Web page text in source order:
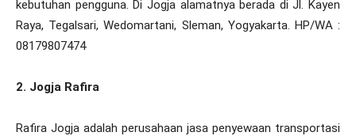
kebutuhan pengguna. Di Jogja alamatnya berada di Jl. Kayen
Raya, Tegalsari, Wedomartani, Sleman, Yogyakarta. HP/WA :
08179807474
2. Jogja Rafira
Rafira Jogja adalah perusahaan jasa penyewaan transportasi